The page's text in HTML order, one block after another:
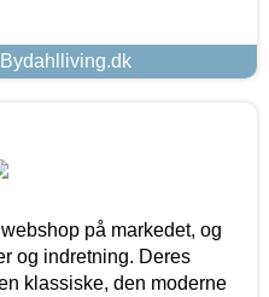
på markedet, og
og indretning. Deres
klassiske, den moderne